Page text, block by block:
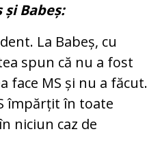
și Babeș:
La Babeș, cu
spun că nu a fost
face MS și nu a făcut.
împărțit în toate
niciun caz de